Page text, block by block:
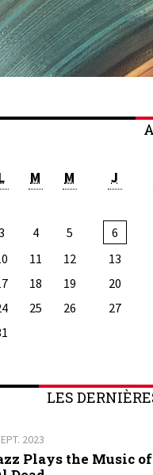
M M J
4 5 6
11 12 13
18 19 20
25 26 27
LES
2023
Plays the Music